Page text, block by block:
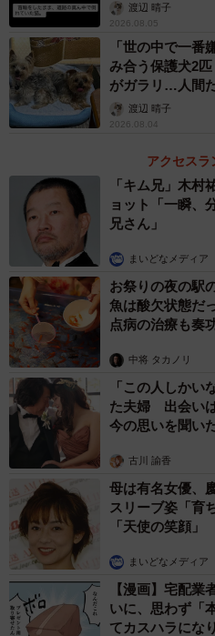
渡辺 晴子
2026.08.05
「世の中で一番
み合う保護犬2
がガラリ…人間
渡辺 晴子
2026.08.04
アクセスラ
「キム兄」木村
ョット「一瞬、
兄さん」
まいどなメディア
お祭りの夜の駅
魚は酸欠状態だ
点病の治療も奏
中将 タカノリ
「この人しかい
た夫婦 出会い
今の思いを聞い
古川 諭香
母は有名女優、
スリーブ姿「育
「天使の笑顔」
まいどなメディア
【漫画】宅配業
いに、思わず「
てカスハラにな